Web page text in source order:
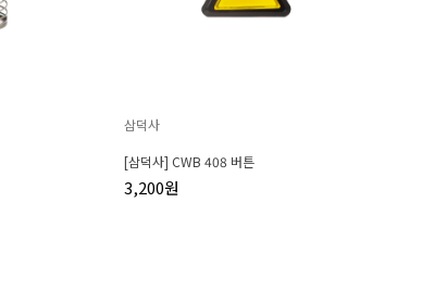
삼덕사
[삼덕사] CWB 408 버튼
3,200원